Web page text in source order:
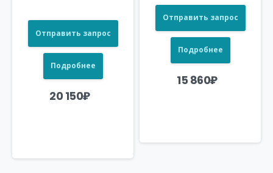
Отправить запрос
Подробнее
20 150₽
Отправить запрос
Подробнее
15 860₽